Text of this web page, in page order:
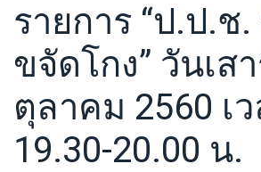
รายการ “ป.ป.ช
ขจัดโกง” วันเส
ตุลาคม 2560 เ
19.30-20.00 น.